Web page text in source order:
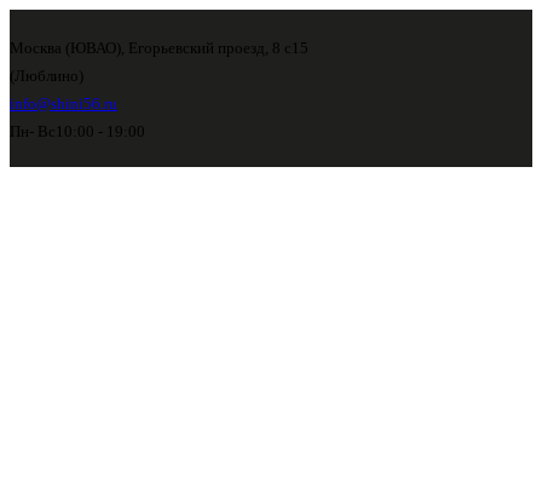
Москва (ЮВАО), Егорьевский проезд, 8 с15
(Люблино)
info@shini56.ru
Пн- Вс 10:00 - 19:00